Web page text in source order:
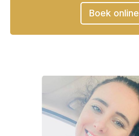
Boek online